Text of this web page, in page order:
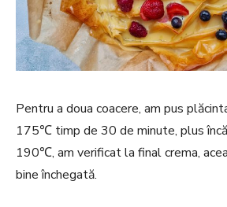
Pentru a doua coacere, am pus
175℃ timp de 30 de minute, plus
190℃, am verificat la final crema,
bine închegată.